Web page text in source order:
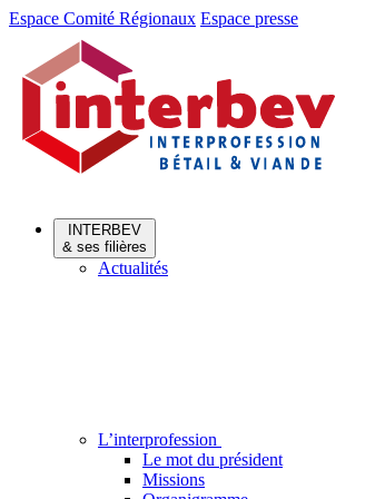
Aller
Aller
contenu
Espace Comité Régionaux Espace presse
INTERBEV
& ses filières
Actualités
L’interprofession
Le mot du président
Missions